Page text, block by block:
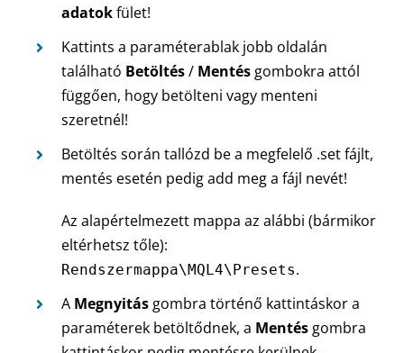
adatokfület!
Kattints a paraméterablak jobb oldalán
található Betöltés/ Mentés gombokra attól
függően, hogy betölteni vagy menteni
szeretnél!
Betöltés során tallózd be a megfelelő .set fájlt,
mentés esetén pedig add meg a fájl nevét!
Az alapértelmezett mappa az alábbi (bármikor
eltérhetsz tőle):
Rendszermappa\MQL4\Presets.
A Megnyitásgombra történő kattintáskor a
paraméterek betöltődnek, a Mentésgombra